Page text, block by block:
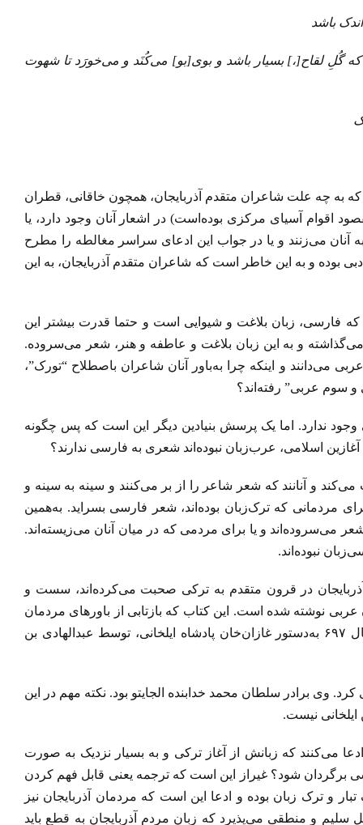
باشد
گُلِ لقاح[،] بسیار باشد و بوی[بو] می‌کُنَد و می‌خورَد تا شهوت
به چه علت شاعران متقدم آذربایجان، همچون خاقانی، قطران
اقوام آسیای مرکزی بوده‌است) در اشعار آنان وجود دارد، یا
می‌زنند و یا در جواب این ادعای سراسر مغالطه را مطرح
بوده و به این خاطر است که شاعران متقدم آذربایجان، به این
که فارسی، زبان بلاغت و شیوایی است و حتما قدرت بیشتر این
و به این زبان بلاغت و عاطفه و هنر، شعر می‌سروده‌.
و اینکه چرا به‌باور آنان شاعران باصطلاح “تورک”،
و سوم عربی” رفته‌اند؟
ندارد. اما یک پرسش بنیادین دیگر این است که پس چگونه
اسلامی، عرب‌زبان نبوده‌اند شعری به فارسی ندارند؟
و آنانند که شعر شاعر را از بر می‌کنند و سینه به سینه و
که ترک‌زبان بوده‌اند، شعر فارسی بسراید. به‌همین
می‌سروده‌اند و یا برای مردمی که در میان آنان می‌زیسته‌اند.
نبوده‌اند.
آذربایجان در قرون متقدم به ترکی صحبت می‌کرده‌اند، سست و
عربی نوشته شده است. این کتاب که بازتابی از باورهای مردمان
آن دوره نسبت‌به حیوانات و سود قسمت‌های مختلف بدن آنان برای انسان است در سال ۶۹۷ به‌دستور غازان‌خان پادشاه ایلخانی، توسط عبدالهادی بن
که در سال ۶۹۴ قمری در تبریز تاجگذاری کرد. وی برادر سلطان محمد خدابنده الجایتو بود. نکته مهم در این
نیست.
می‌کنند که زبانش از آغاز ترکی و به بسیار نزدیک به صورت
برگردان شود؟ غیراز این است که ترجمه یعنی قابل فهم کردن
و ترک زبان بوده و ادعا این است که مردمان آذربایجان نیز
سلیم و منطقی می‌پذیرد که زبان مردم آذربایجان به قطع باید